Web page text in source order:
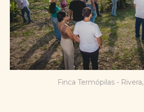
Finca Termópilas -